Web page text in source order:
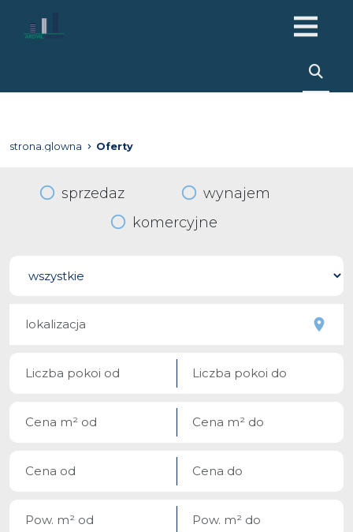
strona.glowna Oferty
sprzedaz
wynajem
komercyjne